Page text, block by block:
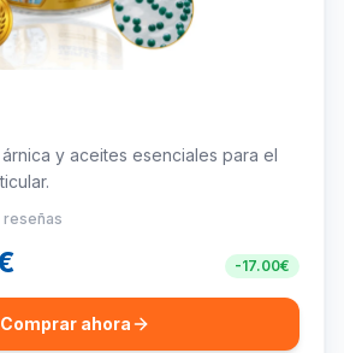
y aceites esenciales para el
reseñas
-17.00€
Comprar ahora